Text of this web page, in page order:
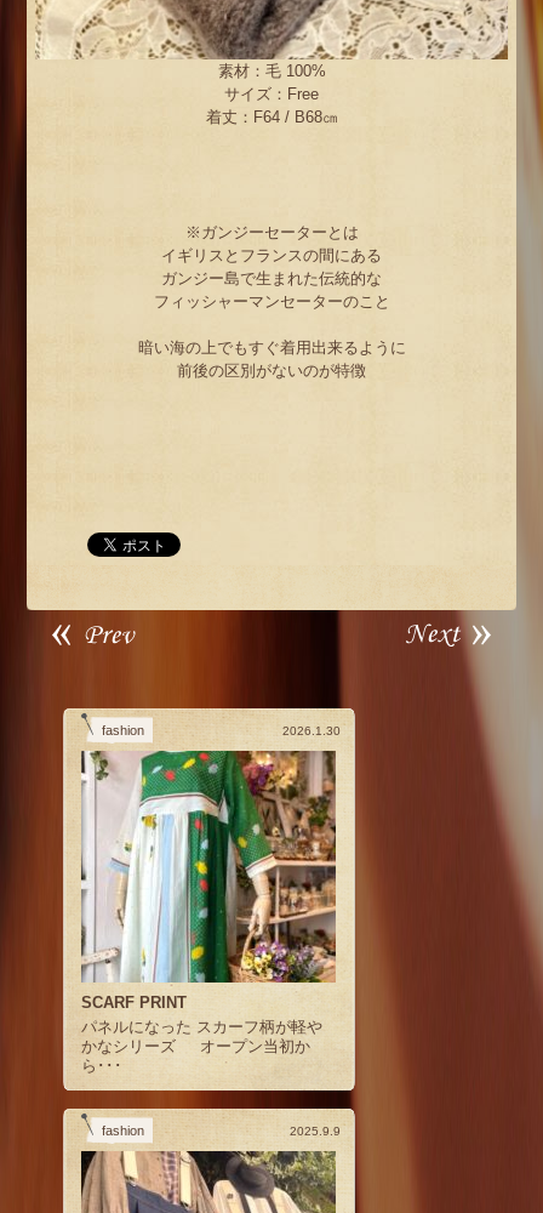
素材：毛 100%
サイズ：Free
着丈：F64 / B68㎝
※ガンジーセーターとは
イギリスとフランスの間にある
ガンジー島で生まれた伝統的な
フィッシャーマンセーターのこと
暗い海の上でもすぐ着用出来るように
前後の区別がないのが特徴
fashion 2026.1.30
SCARF PRINT
パネルになった スカーフ柄が軽や
かなシリーズ オープン当初か
ら･･･
fashion 2025.9.9